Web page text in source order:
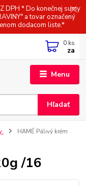
DPH * Do konečnej sumy
a tovar označený
dodacom liste.*
Menu
Hľadať
0 ks
za
HAMÉ Pálivý krém
/16